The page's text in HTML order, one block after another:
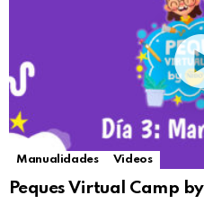
Manualidades Videos
Peques Virtual Camp